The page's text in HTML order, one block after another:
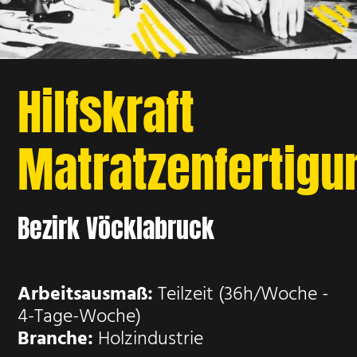
Hilfskraft
Bezirk Vöcklabruck
Arbeitsausmaß:Teilzeit (36h/Woche -
4-Tage-Woche)
Branche: Holzindustrie